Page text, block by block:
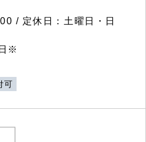
/ 定休日：土曜日・日
※
可